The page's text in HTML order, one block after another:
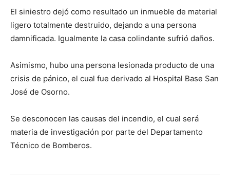
El siniestro dejó como resultado un inmueble de material
ligero totalmente destruido, dejando a una persona
damnificada. Igualmente la casa colindante sufrió daños.
Asimismo, hubo una persona lesionada producto de una
crisis de pánico, el cual fue derivado al Hospital Base San
José de Osorno.
Se desconocen las causas del incendio, el cual será
materia de investigación por parte del Departamento
Técnico de Bomberos.